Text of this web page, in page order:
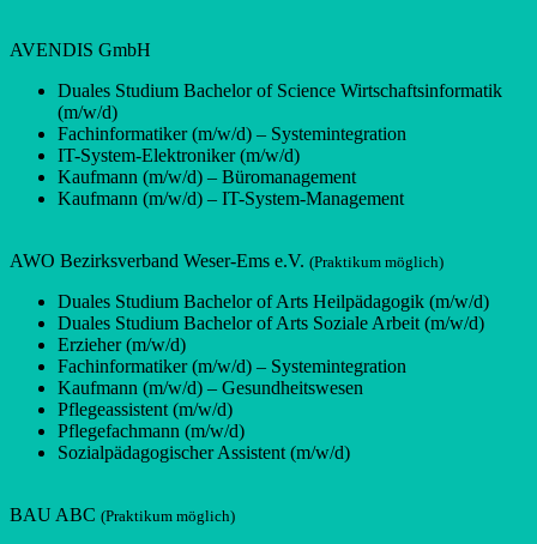
AVENDIS GmbH
Duales Studium Bachelor of Science Wirtschaftsinformatik
(m/w/d)
Fachinformatiker (m/w/d) – Systemintegration
IT-System-Elektroniker (m/w/d)
Kaufmann (m/w/d) – Büromanagement
Kaufmann (m/w/d) – IT-System-Management
AWO Bezirksverband Weser-Ems e.V. (Praktikum möglich)
Duales Studium Bachelor of Arts Heilpädagogik (m/w/d)
Duales Studium Bachelor of Arts Soziale Arbeit (m/w/d)
Erzieher (m/w/d)
Fachinformatiker (m/w/d) – Systemintegration
Kaufmann (m/w/d) – Gesundheitswesen
Pflegeassistent (m/w/d)
Pflegefachmann (m/w/d)
Sozialpädagogischer Assistent (m/w/d)
BAU ABC (Praktikum möglich)